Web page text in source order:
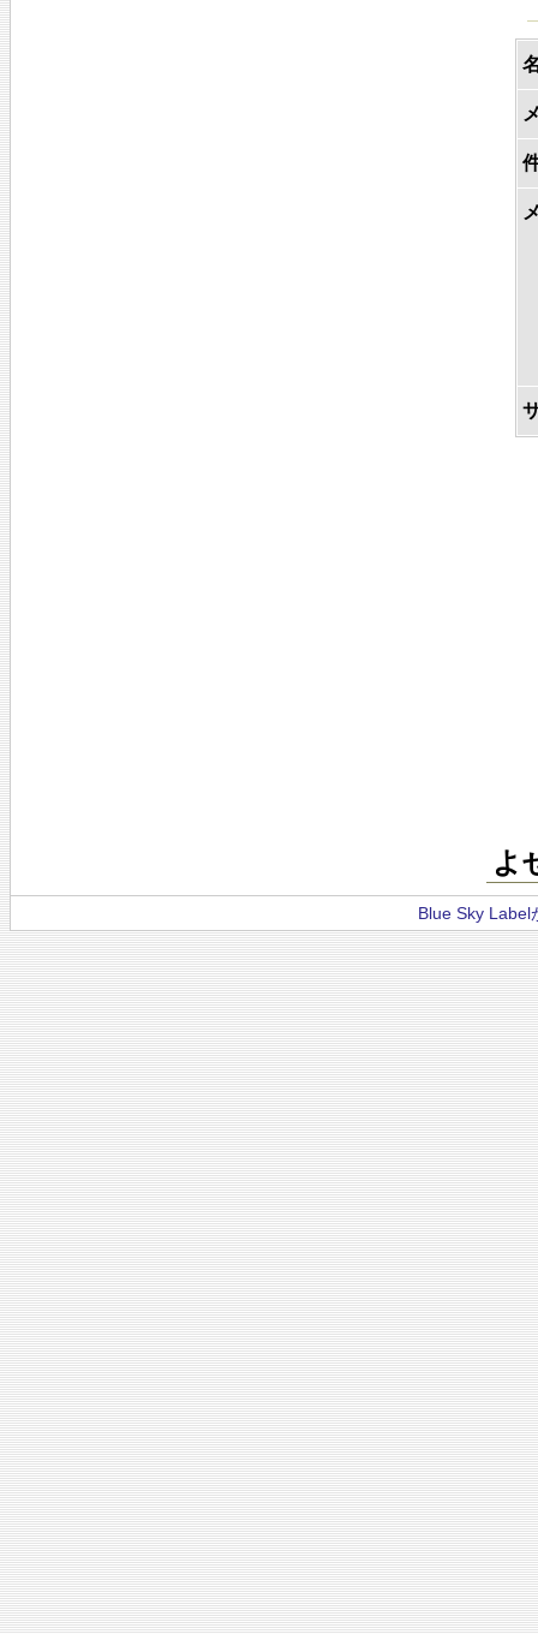
よ
Blue Sky Label